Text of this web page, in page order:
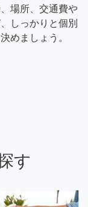
場所、交通費や
しっかりと個別
めましょう。
す